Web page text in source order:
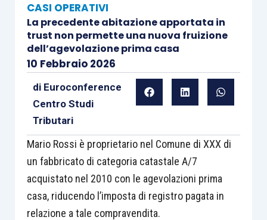
CASI OPERATIVI
La precedente abitazione apportata in
trust non permette una nuova fruizione
dell’agevolazione prima casa
10 Febbraio 2026
di Euroconference
Centro Studi
Tributari
Mario Rossi è proprietario nel Comune di XXX di
un fabbricato di categoria catastale A/7
acquistato nel 2010 con le agevolazioni prima
casa, riducendo l’imposta di registro pagata in
relazione a tale compravendita.